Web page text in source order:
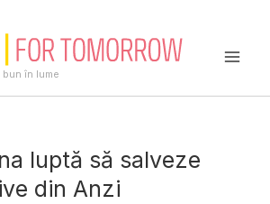
în lume
luptă să salveze
din Anzi